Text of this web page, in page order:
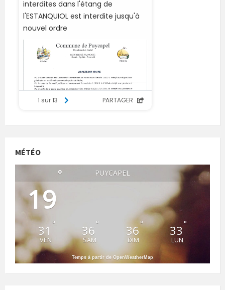
MÉTÉO
PUYCAPEL
19
°
31 °
VEN
36 °
SAM
36°
DIM
33 °
LUN
Temps à partir de OpenWeatherMap